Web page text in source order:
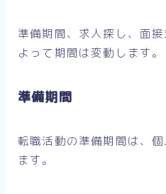
準備期間、求人探し、面
よって期間は変動します。
準備期間
転職活動の準備期間は、
ます。